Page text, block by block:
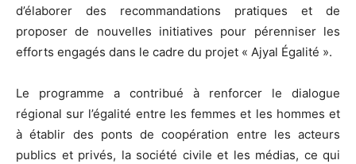
d’élaborer des recommandations pratiques et de
proposer de nouvelles initiatives pour pérenniser les
efforts engagés dans le cadre du projet « Ajyal Égalité ».
Le programme a contribué à renforcer le dialogue
régional sur l’égalité entre les femmes et les hommes et
à établir des ponts de coopération entre les acteurs
publics et privés, la société civile et les médias, ce qui